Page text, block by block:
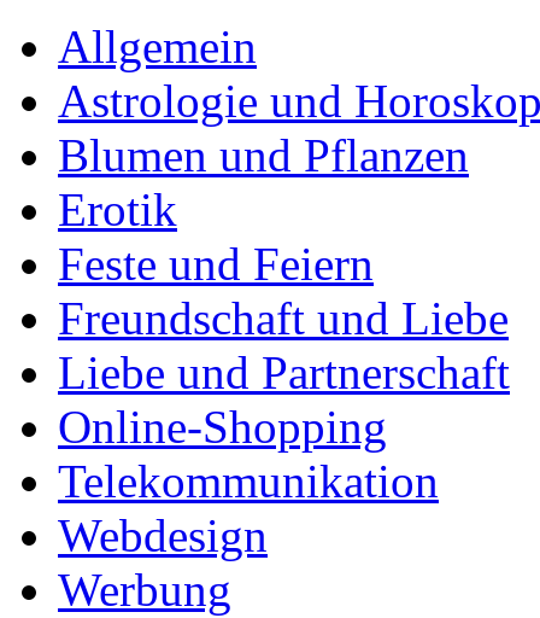
Allgemein
Astrologie und
Blumen und Pflanzen
Erotik
Feste und Feiern
Freundschaft und Liebe
Liebe und Partnerschaft
Online-Shopping
Telekommunikation
Webdesign
Werbung